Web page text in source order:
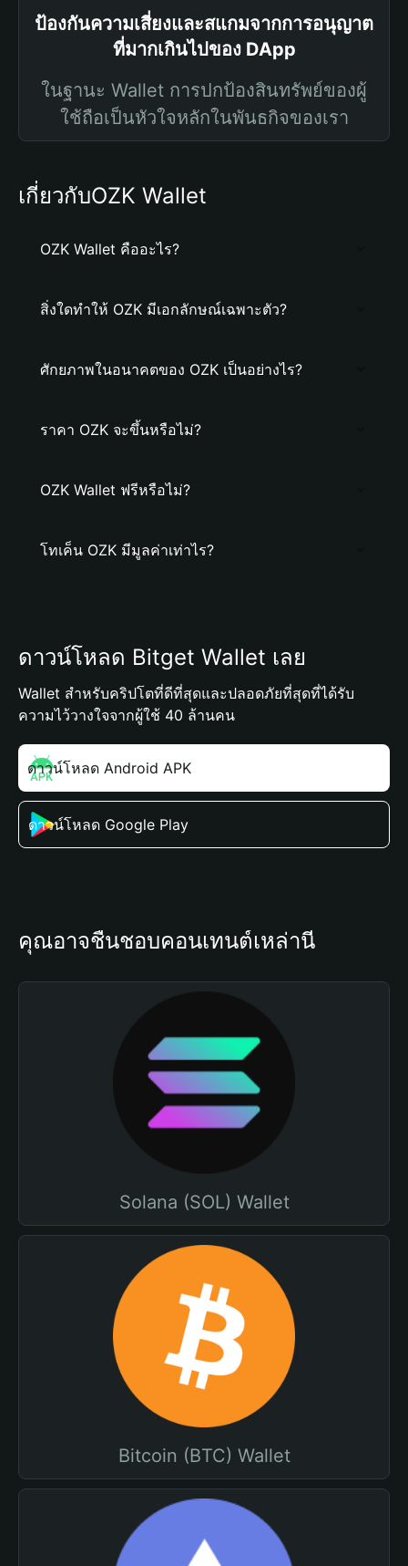
ป้องกันความเสี่ยงและสแกมจากการอนุญาต
ที่มากเกินไปของ DApp
ในฐานะ Wallet การปกป้องสินทรัพย์ของผู้
ใช้ถือเป็นหัวใจหลักในพันธกิจของเรา
เกี่ยวกับOZK Wallet
OZK Wallet คืออะไร?
สิ่งใดทำให้ OZK มีเอกลักษณ์เฉพาะตัว?
ศักยภาพในอนาคตของ OZK เป็นอย่างไร?
ราคา OZK จะขึ้นหรือไม่?
OZK Wallet ฟรีหรือไม่?
โทเค็น OZK มีมูลค่าเท่าไร?
ดาวน์โหลด Bitget Wallet เลย
Wallet สำหรับคริปโตที่ดีที่สุดและปลอดภัยที่สุดที่ได้รับ
ความไว้วางใจจากผู้ใช้ 40 ล้านคน
ดาวน์โหลด Android APK
ดาวน์โหลด Google Play
คุณอาจชื่นชอบคอนเทนต์เหล่านี้
Solana (SOL) Wallet
Bitcoin (BTC) Wallet